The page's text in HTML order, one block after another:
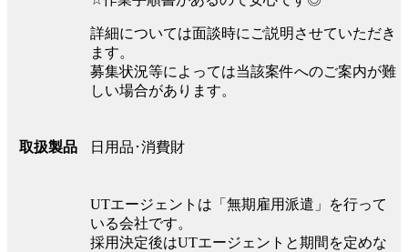
詳細については面談時にご説明させていただき
ます。
募集状況等によっては当該案件へのご案内が難
しい場合があります。
取扱製品 日用品･消費財
UTエージェントは「無期雇用派遣」を行って
いる会社です。
採用決定後はUTエージェントと期間を定めな